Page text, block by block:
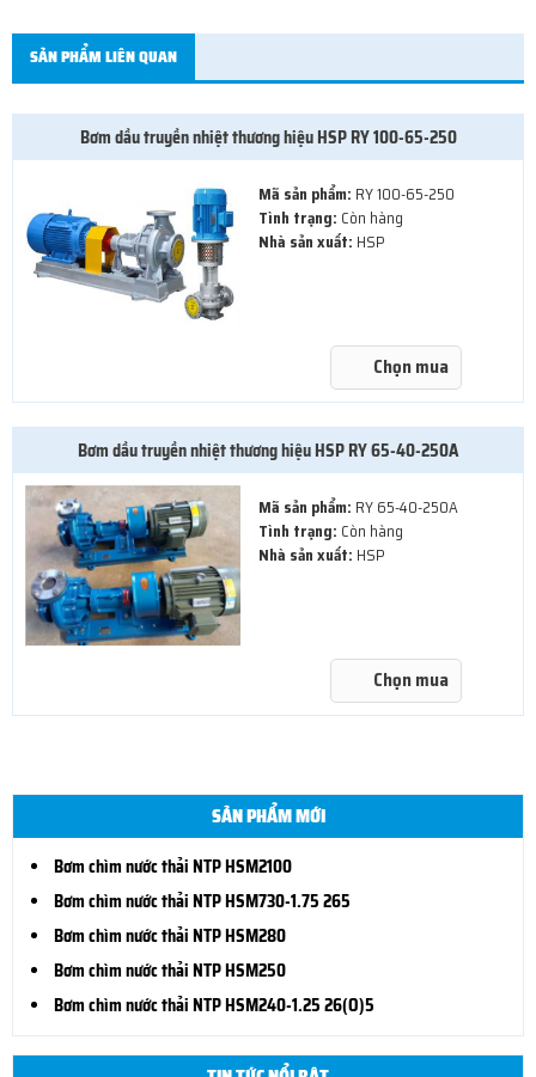
SẢN PHẨM LIÊN QUAN
Bơm dầu truyền nhiệt thương hiệu HSP RY 100-65-250
Mã sản phẩm: RY 100-65-250
Tình trạng: Còn hàng
Nhà sản xuất: HSP
Chọn mua
Bơm dầu truyền nhiệt thương hiệu HSP RY 65-40-250A
Mã sản phẩm: RY 65-40-250A
Tình trạng: Còn hàng
Nhà sản xuất: HSP
Chọn mua
SẢN PHẨM MỚI
Bơm chìm nước thải NTP HSM2100
Bơm chìm nước thải NTP HSM730-1.75 265
Bơm chìm nước thải NTP HSM280
Bơm chìm nước thải NTP HSM250
Bơm chìm nước thải NTP HSM240-1.25 26(O)5